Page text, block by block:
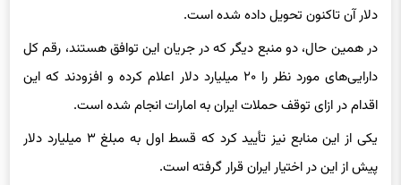
در همین حال، دو منبع دیگر که در جریان این توافق هستند، رقم کل
دارایی‌های مورد نظر را ۲۰ میلیارد دلار اعلام کرده و افزودند که این
اقدام در ازای توقف حملات ایران به امارات انجام شده است.
یکی از این منابع نیز تأیید کرد که قسط اول به مبلغ ۳ میلیارد دلار
پیش از این در اختیار ایران قرار گرفته است.
در بیانیه وزارت خارجه امارات آماده است: «امارات متحده عربی